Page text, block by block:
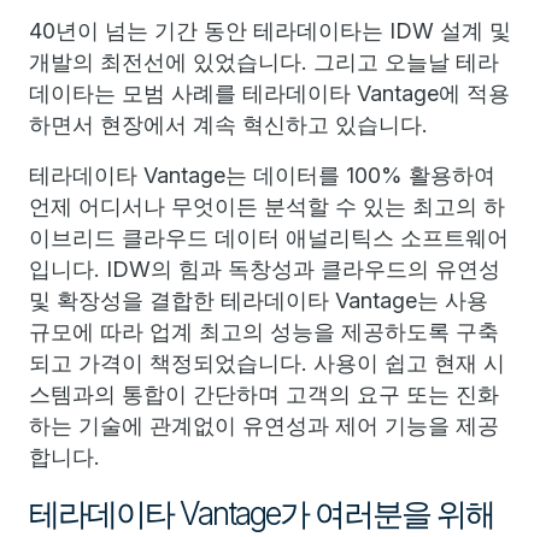
40년이 넘는 기간 동안 테라데이타는 IDW 설계 및
개발의 최전선에 있었습니다. 그리고 오늘날 테라
데이타는 모범 사례를 테라데이타 Vantage에 적용
하면서 현장에서 계속 혁신하고 있습니다.
테라데이타 Vantage는 데이터를 100% 활용하여
언제 어디서나 무엇이든 분석할 수 있는 최고의 하
이브리드 클라우드 데이터 애널리틱스 소프트웨어
입니다. IDW의 힘과 독창성과 클라우드의 유연성
및 확장성을 결합한 테라데이타 Vantage는 사용
규모에 따라 업계 최고의 성능을 제공하도록 구축
되고 가격이 책정되었습니다. 사용이 쉽고 현재 시
스템과의 통합이 간단하며 고객의 요구 또는 진화
하는 기술에 관계없이 유연성과 제어 기능을 제공
합니다.
테라데이타 Vantage가 여러분을 위해